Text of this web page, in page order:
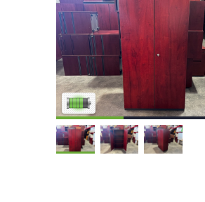
У товара присутствуют
следы эксплуатации, не
удобство его использования
Низкая степень износа